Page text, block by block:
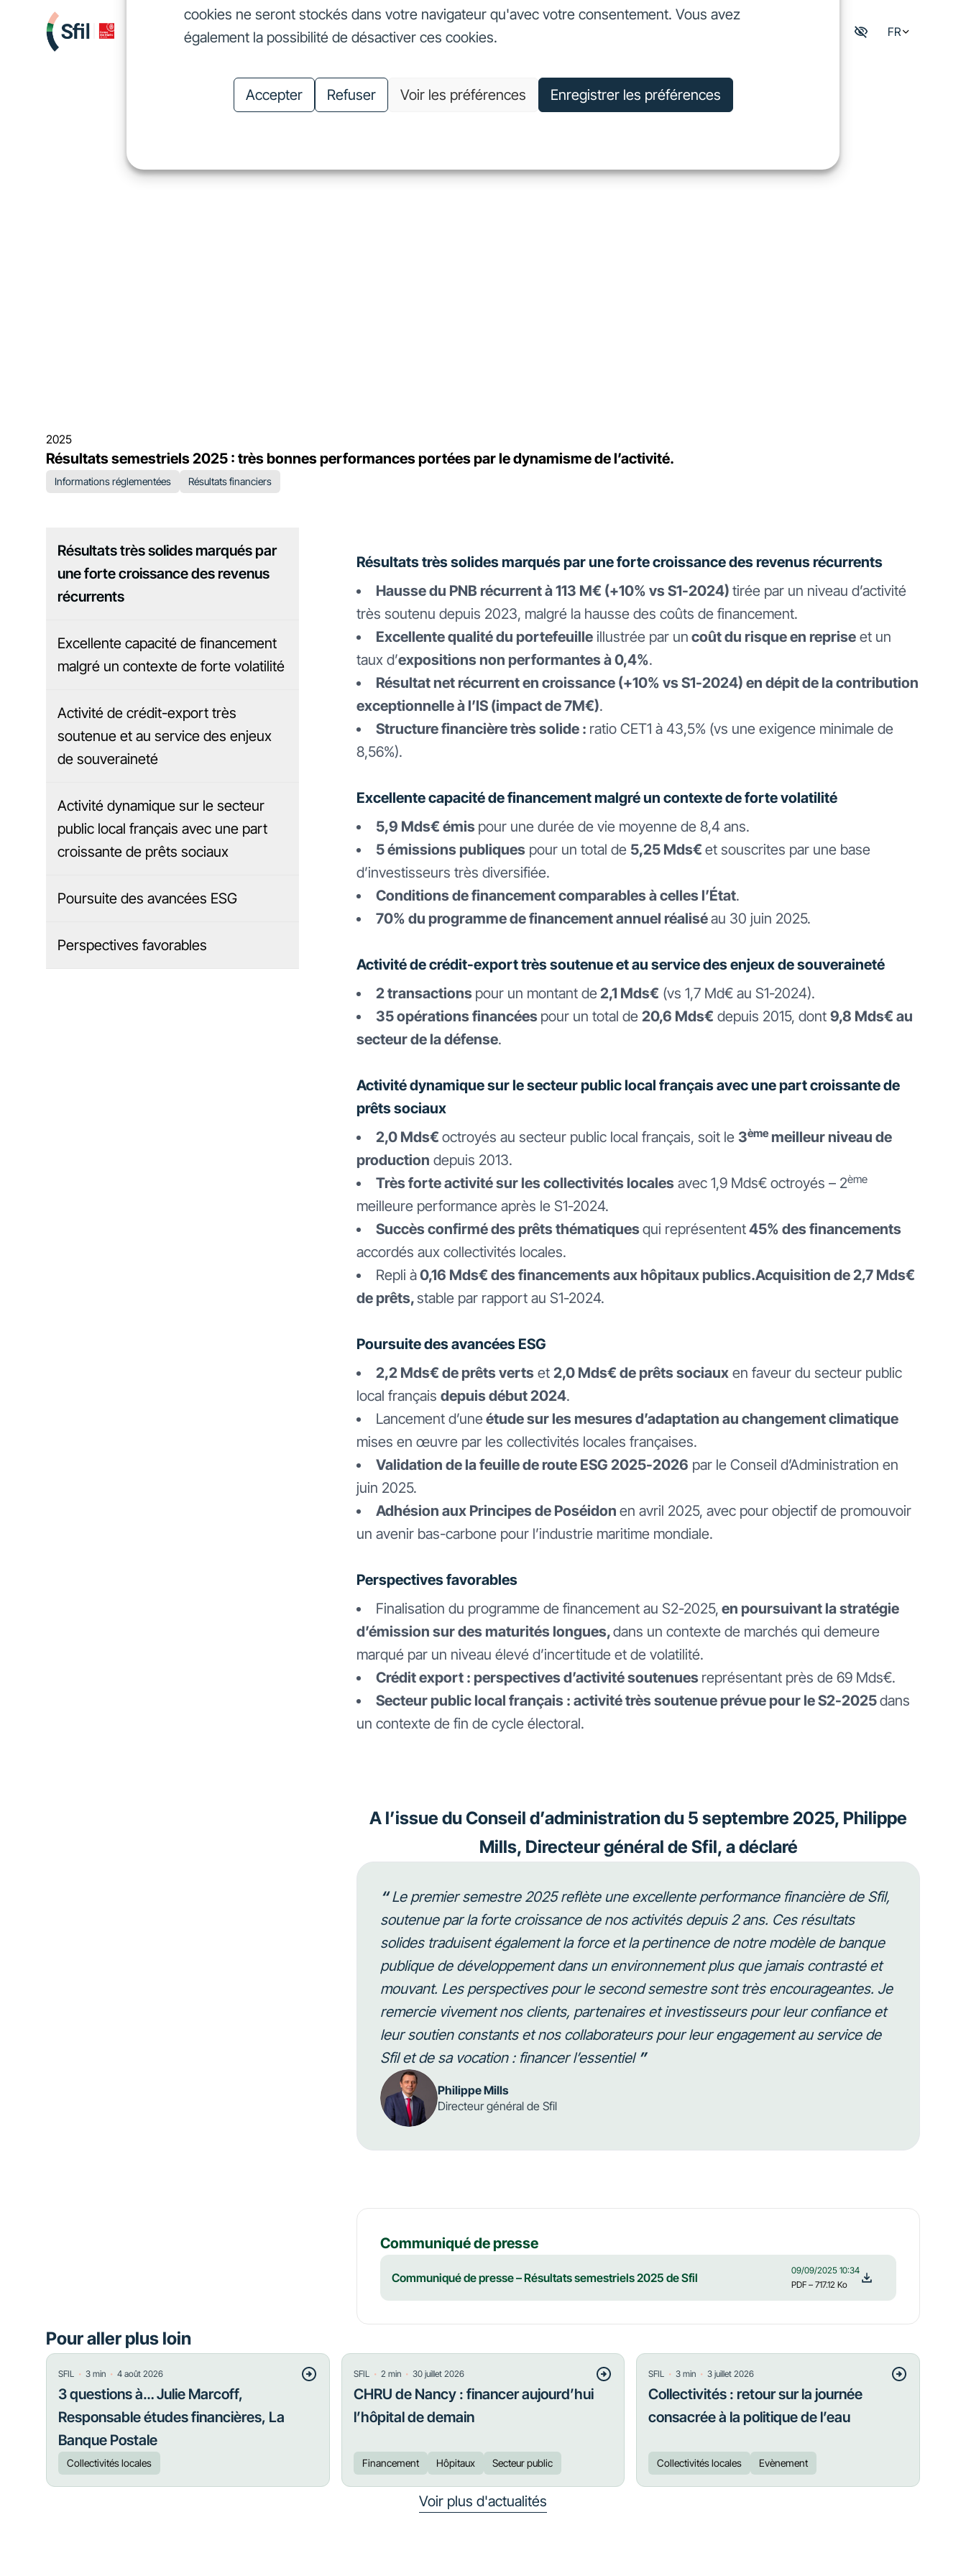
cookies ne seront stockés dans votre navigateur qu'avec votre consentement. Vous avez
également la possibilité de désactiver ces cookies.
Accepter Refuser Voir les préférences Enregistrer les préférences
Nous finançons
Nous finançons
Investisseurs
Investisseurs
Nos engagements
Nos engagements
Nous connaître FR
2025
Résultats semestriels 2025 : très bonnes performances portées par le dynamisme de l’activité.
Informations réglementées Résultats financiers
Résultats très solides marqués par
une forte croissance des revenus
récurrents
Excellente capacité de financement
malgré un contexte de forte volatilité
Activité de crédit-export très
soutenue et au service des enjeux
de souveraineté
Activité dynamique sur le secteur
public local français avec une part
croissante de prêts sociaux
Poursuite des avancées ESG
Perspectives favorables
Résultats très solides marqués par une forte croissance des revenus récurrents
Hausse du PNB récurrent à 113 M€ (+10% vs S1-2024) tirée par un niveau d’activité
très soutenu depuis 2023, malgré la hausse des coûts de financement.
Excellente qualité du portefeuille illustrée par un coût du risque en reprise et un
taux d’expositions non performantes à 0,4%.
Résultat net récurrent en croissance (+10% vs S1-2024) en dépit de la contribution
exceptionnelle à l’IS (impact de 7M€).
Structure financière très solide : ratio CET1 à 43,5% (vs une exigence minimale de
8,56%).
Excellente capacité de financement malgré un contexte de forte volatilité
5,9 Mds€ émis pour une durée de vie moyenne de 8,4 ans.
5 émissions publiques pour un total de 5,25 Mds€ et souscrites par une base
d’investisseurs très diversifiée.
Conditions de financement comparables à celles l’État.
70% du programme de financement annuel réaliséau 30 juin 2025.
Activité de crédit-export très soutenue et au service des enjeux de souveraineté
2 transactions pour un montant de2,1 Mds€ (vs 1,7 Md€ au S1-2024).
35 opérations financées pour un total de 20,6 Mds€ depuis 2015, dont 9,8 Mds€ au
secteur de la défense.
Activité dynamique sur le secteur public local français avec une part croissante de
prêts sociaux
2,0 Mds€ octroyés au secteur public local français, soit le 3ème meilleur niveau de
production depuis 2013.
Très forte activité sur les collectivités locales avec 1,9 Mds€ octroyés – 2ème
meilleure performance après le S1-2024.
Succès confirmé des prêts thématiquesqui représentent45% des financements
accordés aux collectivités locales.
Repli à0,16 Mds€ des financements aux hôpitaux publics.Acquisition de 2,7 Mds€
de prêts,stable par rapport au S1-2024.
Poursuite des avancées ESG
2,2 Mds€ de prêts verts et 2,0 Mds€ de prêts sociaux en faveur du secteur public
local français depuis début 2024.
Lancement d’uneétude sur les mesures d’adaptation au changement climatique
mises en œuvre par les collectivités locales françaises.
Validation de la feuille de route ESG 2025-2026 par le Conseil d’Administration en
juin 2025.
Adhésion aux Principes de Poséidon en avril 2025, avec pour objectif de promouvoir
un avenir bas-carbone pour l’industrie maritime mondiale.
Perspectives favorables
Finalisation du programme de financement au S2-2025, en poursuivant la stratégie
d’émission sur des maturités longues,dans un contexte de marchés qui demeure
marqué par un niveau élevé d’incertitude et de volatilité.
Crédit export : perspectives d’activité soutenues représentant près de 69 Mds€.
Secteur public local français : activité très soutenue prévue pour le S2-2025dans
un contexte de fin de cycle électoral.
A l’issue du Conseil d’administration du 5 septembre 2025, Philippe
Mills, Directeur général de Sfil, a déclaré
“Le premier semestre 2025 reflète une excellente performance financière de Sfil,
soutenue par la forte croissance de nos activités depuis 2 ans. Ces résultats
solides traduisent également la force et la pertinence de notre modèle de banque
publique de développement dans un environnement plus que jamais contrasté et
mouvant. Les perspectives pour le second semestre sont très encourageantes. Je
remercie vivement nos clients, partenaires et investisseurs pour leur confiance et
leur soutien constants et nos collaborateurs pour leur engagement au service de
Sfil et de sa vocation : financer l’essentiel ”
Philippe Mills
Directeur général de Sfil
Communiqué de presse
Communiqué de presse – Résultats semestriels 2025 de Sfil
09/09/2025 10:34
PDF – 717.12 Ko
Pour aller plus loin
SFIL ・ 3 min ・ 4 août 2026
3 questions à… Julie Marcoff,
Responsable études financières, La
Banque Postale
Collectivités locales
SFIL・ 2 min・ 30 juillet 2026
CHRU de Nancy : financer aujourd’hui
l’hôpital de demain
Financement Hôpitaux Secteur public
SFIL ・3 min ・3 juillet 2026
Collectivités : retour sur la journée
consacrée à la politique de l’eau
Collectivités locales Evènement
Voir plus d'actualités